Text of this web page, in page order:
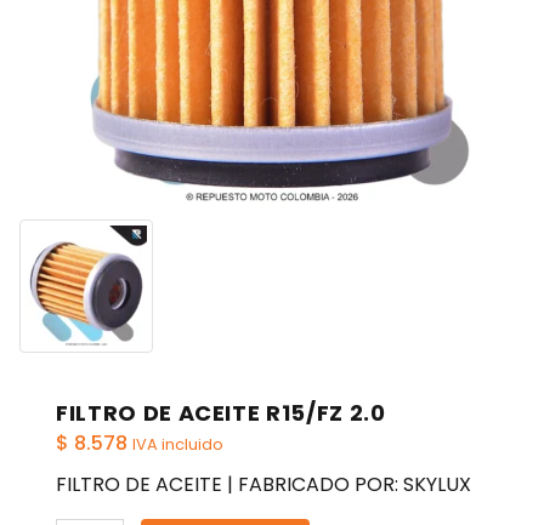
FILTRO DE ACEITE R15/FZ 2.0
$ 8.578 IVA incluido
FILTRO DE ACEITE | FABRICADO POR: SKYLUX